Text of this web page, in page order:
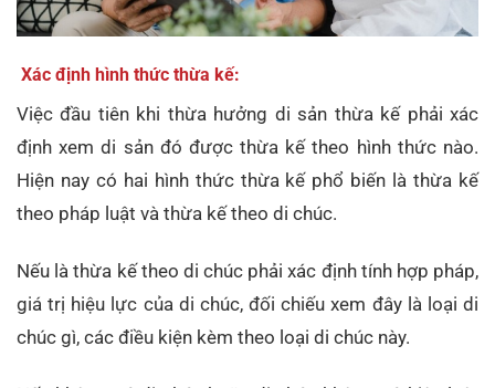
Xác định hình thức thừa kế:
Việc đầu tiên khi thừa hưởng di sản thừa kế phải xác
định xem di sản đó được thừa kế theo hình thức nào.
Hiện nay có hai hình thức thừa kế phổ biến là thừa kế
theo pháp luật và thừa kế theo di chúc.
Nếu là thừa kế theo di chúc phải xác định tính hợp pháp,
giá trị hiệu lực của di chúc, đối chiếu xem đây là loại di
chúc gì, các điều kiện kèm theo loại di chúc này.